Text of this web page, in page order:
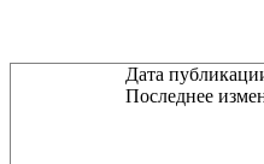
Дата
Последнее